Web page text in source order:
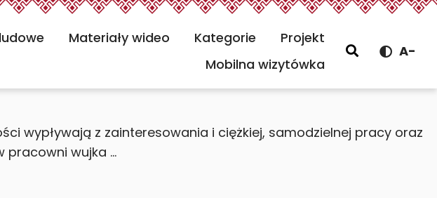
Menu
Materiały wideo Kategorie
Projekt
Mobilna wizytówka
Szukaj A-
wypływają z zainteresowania i ciężkiej, samodzielnej pracy oraz
pracowni wujka ...